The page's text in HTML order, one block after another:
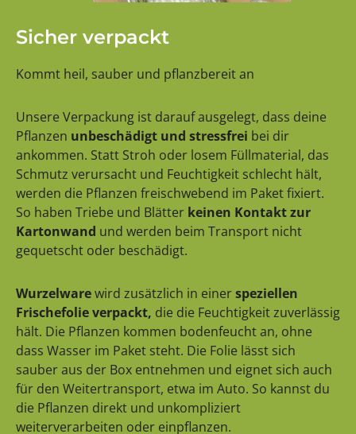
Sicher verpackt
Kommt heil, sauber und pflanzbereit an
Unsere Verpackung ist darauf ausgelegt, dass deine
Pflanzen unbeschädigt und stressfrei bei dir
ankommen. Statt Stroh oder losem Füllmaterial, das
Schmutz verursacht und Feuchtigkeit schlecht hält,
werden die Pflanzen freischwebend im Paket fixiert.
So haben Triebe und Blätter keinen Kontakt zur
Kartonwand und werden beim Transport nicht
gequetscht oder beschädigt.
Wurzelwarewird zusätzlich in einerspeziellen
Frischefolie verpackt, die die Feuchtigkeit zuverlässig
hält. Die Pflanzen kommen bodenfeucht an, ohne
dass Wasser im Paket steht. Die Folie lässt sich
sauber aus der Box entnehmen und eignet sich auch
für den Weitertransport, etwa im Auto. So kannst du
die Pflanzen direkt und unkompliziert
weiterverarbeiten oder einpflanzen.